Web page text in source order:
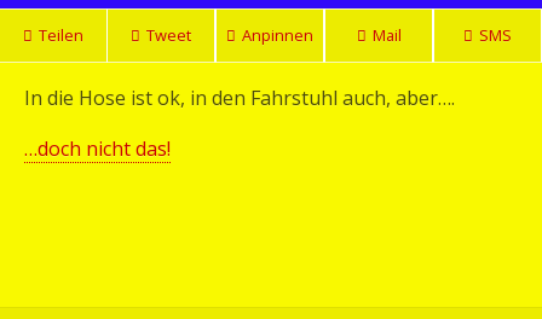
Teilen Tweet Anpinnen Mail SMS
In die Hose ist ok, in den Fahrstuhl auch, aber….
…doch nicht das!